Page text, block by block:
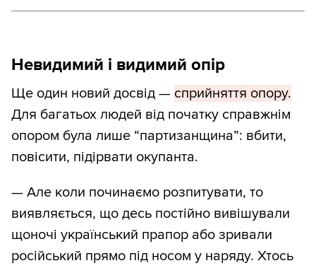
Невидимий і видимий опір
Ще один новий досвід — сприйняття опору.
Для багатьох людей від початку справжнім
опором була лише “партизанщина”: вбити,
повісити, підірвати окупанта.
— Але коли починаємо розпитувати, то
виявляється, що десь постійно вивішували
щоночі український прапор або зривали
російський прямо під носом у наряду. Хтось